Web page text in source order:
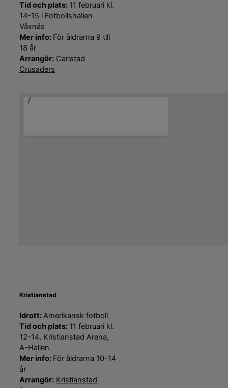
Tid och plats: 11 februari kl.
14-15 i Fotbollshallen
Våxnäs
Mer info: För åldrarna 9 till
18 år
Arrangör: Carlstad
Crusaders
Kristianstad
Idrott:Amerikansk fotboll
Tid och plats: 11 februari kl.
12-14, Kristianstad Arena,
A-Hallen
Mer info: För åldrarna 10-14
år
Arrangör: Kristianstad